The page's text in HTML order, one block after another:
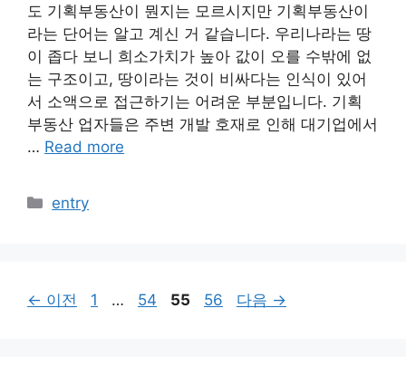
도 기획부동산이 뭔지는 모르시지만 기획부동산이
라는 단어는 알고 계신 거 같습니다. 우리나라는 땅
이 좁다 보니 희소가치가 높아 값이 오를 수밖에 없
는 구조이고, 땅이라는 것이 비싸다는 인식이 있어
서 소액으로 접근하기는 어려운 부분입니다. 기획
부동산 업자들은 주변 개발 호재로 인해 대기업에서
… Read more
카
entry
← 이전
페
1 …
페
54
페
55
페
56 다음 →